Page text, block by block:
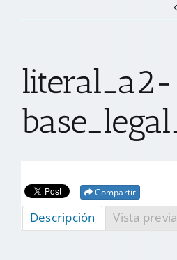
CONTACTO
literal_a2-
Compartir
Descripción Vista previa